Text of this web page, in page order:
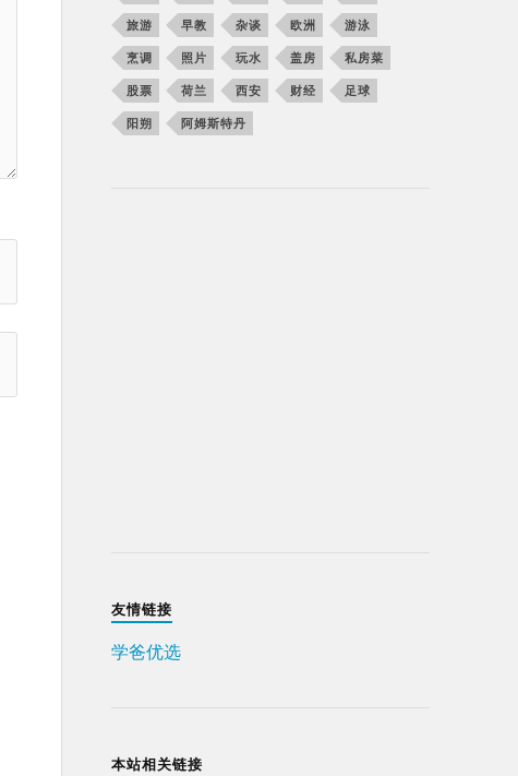
旅游 早教 杂谈 欧洲 游泳
烹调 照片 玩水 盖房 私房菜
股票 荷兰 西安 财经 足球
阳朔 阿姆斯特丹
友情链接
学爸优选
本站相关链接